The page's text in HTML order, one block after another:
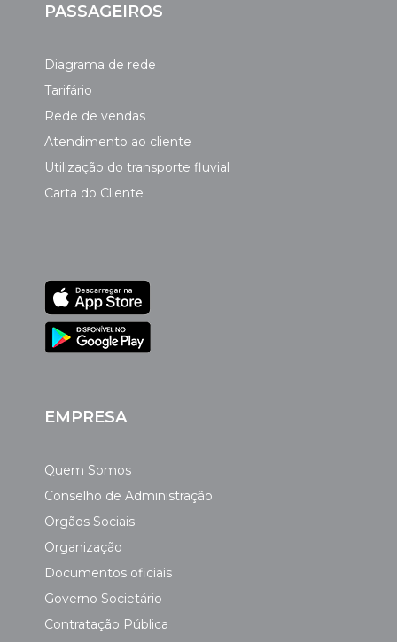
PASSAGEIROS
Diagrama de rede
Tarifário
Rede de vendas
Atendimento ao cliente
Utilização do transporte fluvial
Carta do Cliente
EMPRESA
Quem Somos
Conselho de Administração
Orgãos Sociais
Organização
Documentos oficiais
Governo Societário
Contratação Pública